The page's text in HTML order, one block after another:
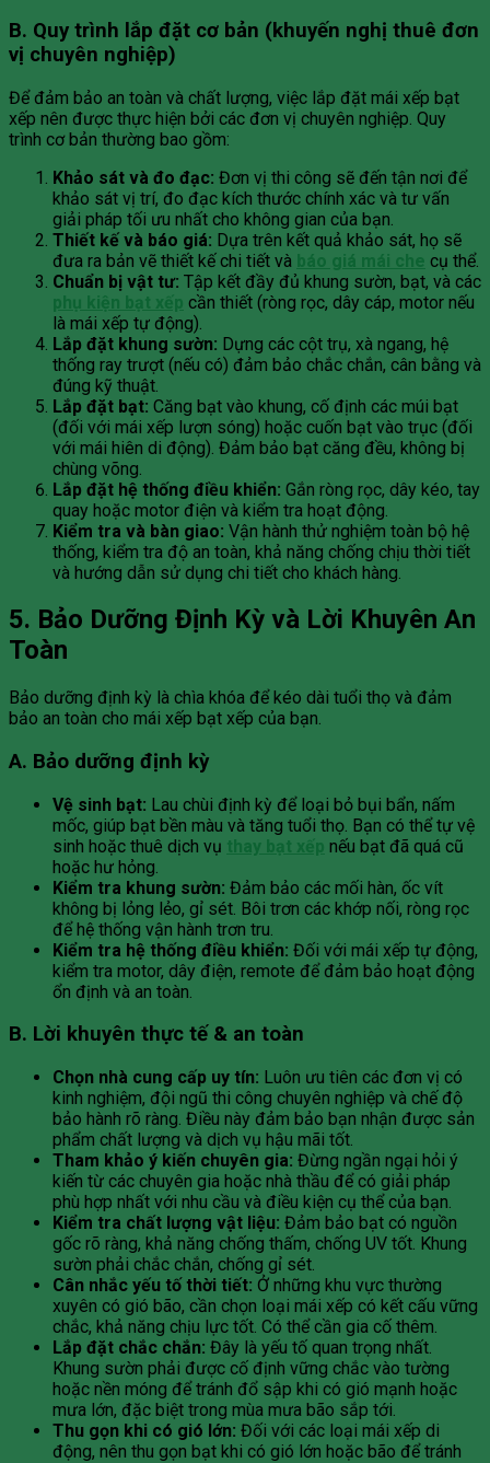
B. Quy trình lắp đặt cơ bản (khuyến nghị thuê đơn
vị chuyên nghiệp)
Để đảm bảo an toàn và chất lượng, việc lắp đặt mái xếp bạt
xếp nên được thực hiện bởi các đơn vị chuyên nghiệp. Quy
trình cơ bản thường bao gồm:
Khảo sát và đo đạc: Đơn vị thi công sẽ đến tận nơi để
khảo sát vị trí, đo đạc kích thước chính xác và tư vấn
giải pháp tối ưu nhất cho không gian của bạn.
Thiết kế và báo giá: Dựa trên kết quả khảo sát, họ sẽ
đưa ra bản vẽ thiết kế chi tiết và báo giá mái che cụ thể.
Chuẩn bị vật tư: Tập kết đầy đủ khung sườn, bạt, và các
phụ kiện bạt xếp cần thiết (ròng rọc, dây cáp, motor nếu
là mái xếp tự động).
Lắp đặt khung sườn: Dựng các cột trụ, xà ngang, hệ
thống ray trượt (nếu có) đảm bảo chắc chắn, cân bằng và
đúng kỹ thuật.
Lắp đặt bạt: Căng bạt vào khung, cố định các múi bạt
(đối với mái xếp lượn sóng) hoặc cuốn bạt vào trục (đối
với mái hiên di động). Đảm bảo bạt căng đều, không bị
chùng võng.
Lắp đặt hệ thống điều khiển: Gắn ròng rọc, dây kéo, tay
quay hoặc motor điện và kiểm tra hoạt động.
Kiểm tra và bàn giao: Vận hành thử nghiệm toàn bộ hệ
thống, kiểm tra độ an toàn, khả năng chống chịu thời tiết
và hướng dẫn sử dụng chi tiết cho khách hàng.
5. Bảo Dưỡng Định Kỳ và Lời Khuyên An
Toàn
Bảo dưỡng định kỳ là chìa khóa để kéo dài tuổi thọ và đảm
bảo an toàn cho mái xếp bạt xếp của bạn.
A. Bảo dưỡng định kỳ
Vệ sinh bạt: Lau chùi định kỳ để loại bỏ bụi bẩn, nấm
mốc, giúp bạt bền màu và tăng tuổi thọ. Bạn có thể tự vệ
sinh hoặc thuê dịch vụ thay bạt xếp nếu bạt đã quá cũ
hoặc hư hỏng.
Kiểm tra khung sườn: Đảm bảo các mối hàn, ốc vít
không bị lỏng lẻo, gỉ sét. Bôi trơn các khớp nối, ròng rọc
để hệ thống vận hành trơn tru.
Kiểm tra hệ thống điều khiển: Đối với mái xếp tự động,
kiểm tra motor, dây điện, remote để đảm bảo hoạt động
ổn định và an toàn.
B. Lời khuyên thực tế & an toàn
Chọn nhà cung cấp uy tín: Luôn ưu tiên các đơn vị có
kinh nghiệm, đội ngũ thi công chuyên nghiệp và chế độ
bảo hành rõ ràng. Điều này đảm bảo bạn nhận được sản
phẩm chất lượng và dịch vụ hậu mãi tốt.
Tham khảo ý kiến chuyên gia: Đừng ngần ngại hỏi ý
kiến từ các chuyên gia hoặc nhà thầu để có giải pháp
phù hợp nhất với nhu cầu và điều kiện cụ thể của bạn.
Kiểm tra chất lượng vật liệu: Đảm bảo bạt có nguồn
gốc rõ ràng, khả năng chống thấm, chống UV tốt. Khung
sườn phải chắc chắn, chống gỉ sét.
Cân nhắc yếu tố thời tiết: Ở những khu vực thường
xuyên có gió bão, cần chọn loại mái xếp có kết cấu vững
chắc, khả năng chịu lực tốt. Có thể cần gia cố thêm.
Lắp đặt chắc chắn: Đây là yếu tố quan trọng nhất.
Khung sườn phải được cố định vững chắc vào tường
hoặc nền móng để tránh đổ sập khi có gió mạnh hoặc
mưa lớn, đặc biệt trong mùa mưa bão sắp tới.
Thu gọn khi có gió lớn: Đối với các loại mái xếp di
động, nên thu gọn bạt khi có gió lớn hoặc bão để tránh